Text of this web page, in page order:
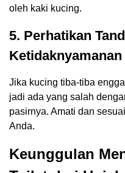
oleh kaki kucing.
5. Perhatikan
Jika kucing tiba-tiba
jadi ada yang salah
pasirnya. Amati dan
Anda.
Keunggulan